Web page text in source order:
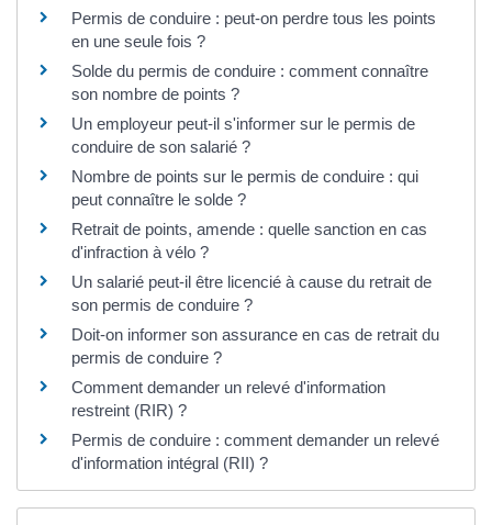
Permis de conduire : peut-on perdre tous les points
en une seule fois ?
Solde du permis de conduire : comment connaître
son nombre de points ?
Un employeur peut-il s'informer sur le permis de
conduire de son salarié ?
Nombre de points sur le permis de conduire : qui
peut connaître le solde ?
Retrait de points, amende : quelle sanction en cas
d'infraction à vélo ?
Un salarié peut-il être licencié à cause du retrait de
son permis de conduire ?
Doit-on informer son assurance en cas de retrait du
permis de conduire ?
Comment demander un relevé d'information
restreint (RIR) ?
Permis de conduire : comment demander un relevé
d'information intégral (RII) ?